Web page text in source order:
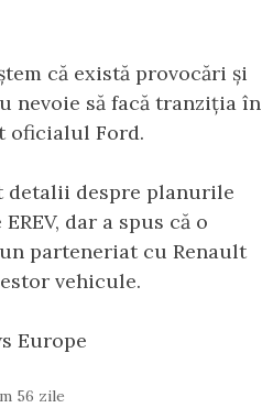
că există provocări și
nevoie să facă tranziția în
oficialul Ford.
detalii despre planurile
dar a spus că o
parteneriat cu Renault
vehicule.
Europe
56 zile